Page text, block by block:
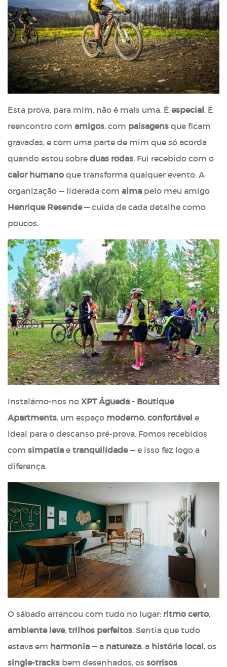
Esta prova, para mim, não é mais uma. É especial. É
reencontro com amigos, com paisagens que ficam
gravadas, e com uma parte de mim que só acorda
quando estou sobre duas rodas. Fui recebido com o
calor humano que transforma qualquer evento. A
organização — liderada com alma pelo meu amigo
Henrique Resende— cuida de cada detalhe como
poucos.
Instalámo-nos no XPT Águeda - Boutique
Apartments, um espaço moderno, confortável e
ideal para o descanso pré-prova. Fomos recebidos
com simpatia e tranquilidade— e isso fez logo a
diferença.
O sábado arrancou com tudo no lugar: ritmo certo,
ambiente leve, trilhos perfeitos. Sentia que tudo
estava em harmonia — a natureza, a história local, os
single-tracks bem desenhados, os sorrisos